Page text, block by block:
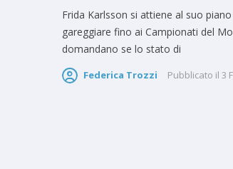
Frida Karlsson si attiene al suo
gareggiare fino ai Campionati del
domandano se lo stato di
Federica Trozzi Pubblicato il 3